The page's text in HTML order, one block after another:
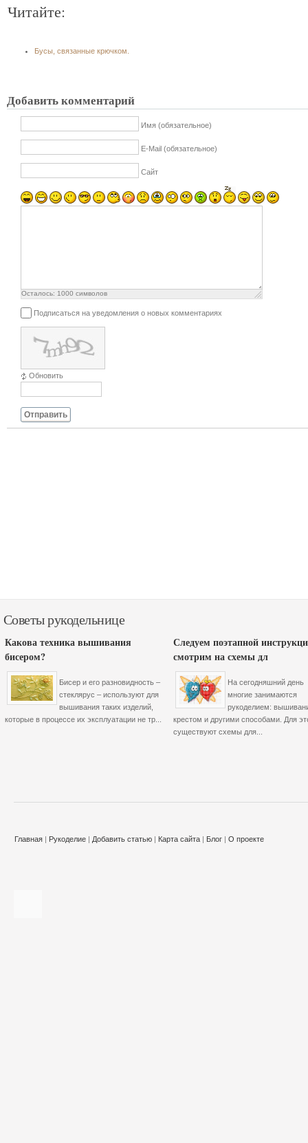
Читайте:
Бусы, связанные крючком.
Добавить комментарий
Имя (обязательное)
E-Mail (обязательное)
Сайт
Осталось: 1000 символов
Подписаться на уведомления о новых комментариях
Обновить
Отправить
Советы рукодельнице
Какова техника вышивания
бисером?
Бисер и его разновидность –
стеклярус – используют для
вышивания таких изделий,
которые в процессе их эксплуатации не тр...
Следуем поэтапной
смотрим на схемы дл
На сегодняшний день
многие занимаются
рукоделием:
крестом и другими способами. Для
существуют схемы для...
Главная | Рукоделие | Добавить статью | Карта сайта | Блог | О проекте